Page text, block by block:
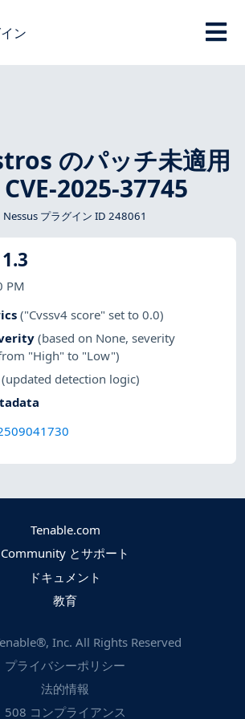
ン
のパッチ未適用
2025-37745
Nessus プラグイン ID 248061
PM
("Cvssv4 score" set to 0.0)
(based on None, severity
"High" to "Low")
(updated detection logic)
Tenable.com
Community とサポート
ドキュメント
教育
Inc. All Rights Reserved
プライバシーポリシー
法的情報
508 コンプライアンス